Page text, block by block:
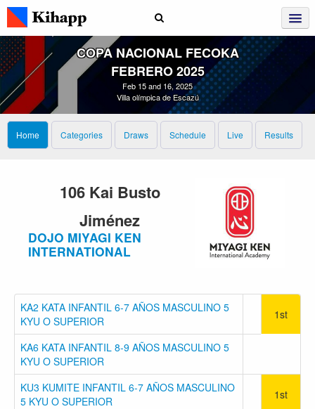
COPA NACIONAL FECOKA
FEBRERO 2025
Feb 15 and 16, 2025
Villa olímpica de Escazú
Home Categories Draws Schedule Live Results
106 Kai Busto
Jiménez
DOJO MIYAGI KEN
INTERNATIONAL
KA2 KATA INFANTIL 6-7 AÑOS MASCULINO 5
KYU O SUPERIOR
1st
KA6 KATA INFANTIL 8-9 AÑOS MASCULINO 5
KYU O SUPERIOR
KU3 KUMITE INFANTIL 6-7 AÑOS MASCULINO
5 KYU O SUPERIOR
1st